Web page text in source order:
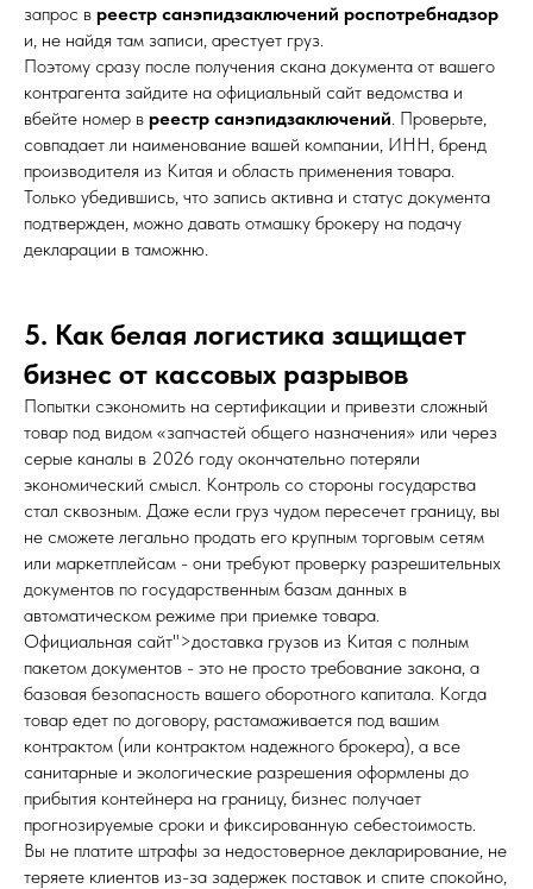
запрос в реестр санэпидзаключений роспотребнадзор
и, не найдя там записи, арестует груз.
Поэтому сразу после получения скана документа от вашего
контрагента зайдите на официальный сайт ведомства и
вбейте номер в реестр санэпидзаключений . Проверьте,
совпадает ли наименование вашей компании, ИНН, бренд
производителя из Китая и область применения товара.
Только убедившись, что запись активна и статус документа
подтвержден, можно давать отмашку брокеру на подачу
декларации в таможню.
5. Как белая логистика защищает
бизнес от кассовых разрывов
Попытки сэкономить на сертификации и привезти сложный
товар под видом «запчастей общего назначения» или через
серые каналы в 2026 году окончательно потеряли
экономический смысл. Контроль со стороны государства
стал сквозным. Даже если груз чудом пересечет границу, вы
не сможете легально продать его крупным торговым сетям
или маркетплейсам - они требуют проверку разрешительных
документов по государственным базам данных в
автоматическом режиме при приемке товара.
Официальная сайт">доставка грузов из Китая с полным
пакетом документов - это не просто требование закона, а
базовая безопасность вашего оборотного капитала. Когда
товар едет по договору, растамаживается под вашим
контрактом (или контрактом надежного брокера), а все
санитарные и экологические разрешения оформлены до
прибытия контейнера на границу, бизнес получает
прогнозируемые сроки и фиксированную себестоимость.
Вы не платите штрафы за недостоверное декларирование, не
теряете клиентов из-за задержек поставок и спите спокойно,